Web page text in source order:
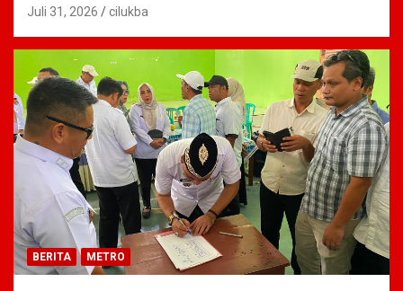
Juli 31, 2026 cilukba
BERITA METRO